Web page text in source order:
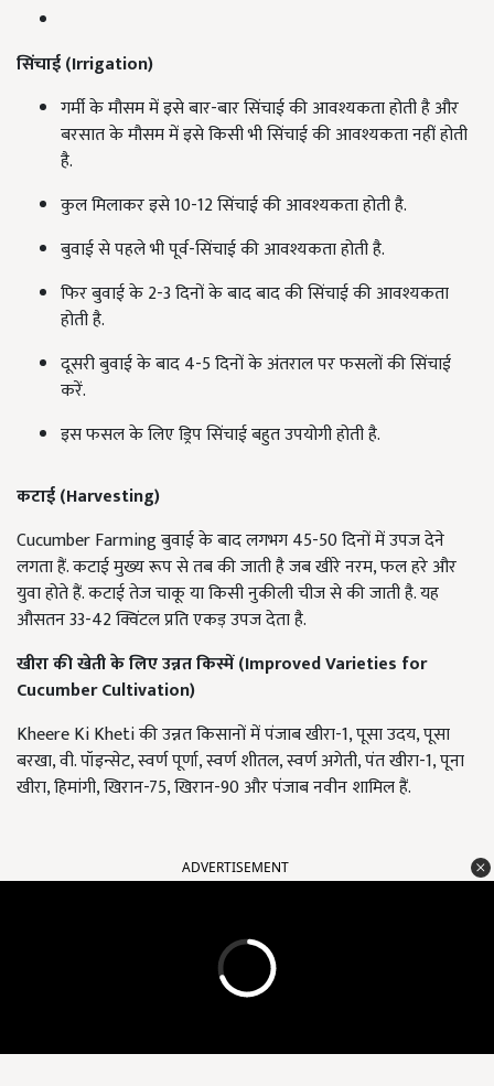
सिंचाई (Irrigation)
गर्मी के मौसम में इसे बार-बार सिंचाई की आवश्यकता होती है और
बरसात के मौसम में इसे किसी भी सिंचाई की आवश्यकता नहीं होती
है.
कुल मिलाकर इसे 10-12 सिंचाई की आवश्यकता होती है.
बुवाई से पहले भी पूर्व-सिंचाई की आवश्यकता होती है.
फिर बुवाई के 2-3 दिनों के बाद बाद की सिंचाई की आवश्यकता
होती है.
दूसरी बुवाई के बाद 4-5 दिनों के अंतराल पर फसलों की सिंचाई
करें.
इस फसल के लिए ड्रिप सिंचाई बहुत उपयोगी होती है.
कटाई (Harvesting)
Cucumber Farming बुवाई के बाद लगभग 45-50 दिनों में उपज देने
लगता हैं. कटाई मुख्य रूप से तब की जाती है जब खीरे नरम, फल हरे और
युवा होते हैं. कटाई तेज चाकू या किसी नुकीली चीज से की जाती है. यह
औसतन 33-42 क्विंटल प्रति एकड़ उपज देता है.
खीरा की खेती के लिए उन्नत किस्में (Improved Varieties for
Cucumber Cultivation)
Kheere Ki Kheti की उन्नत किसानों में पंजाब खीरा-1, पूसा उदय, पूसा
बरखा, वी. पॉइन्सेट, स्वर्ण पूर्णा, स्वर्ण शीतल, स्वर्ण अगेती, पंत खीरा-1, पूना
खीरा, हिमांगी, खिरान-75, खिरान-90 और पंजाब नवीन शामिल हैं.
ADVERTISEMENT